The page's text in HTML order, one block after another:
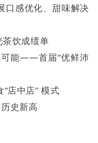
口感优化、甜味解决
饮成绩单
可能——首届“优鲜沛
店中店” 模式
史新高